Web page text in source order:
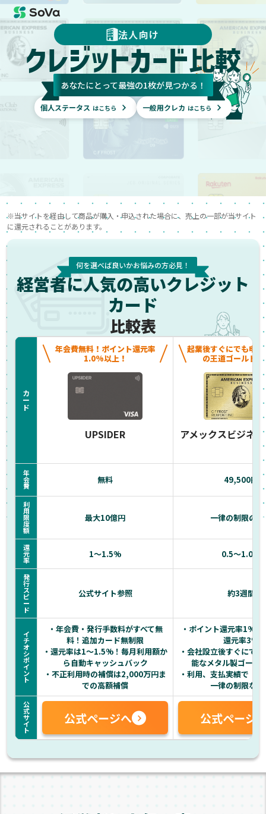
法人向け
クレジットカード 比較
あなたにとって最強の1枚が見つかる！
個人ステータス はこちら 一般用クレカ はこちら
※当サイトを経由して商品が購入・申込された場合に、売上の一部が当サイト
に還元されることがあります。
何を選べば良いかお悩みの方必見！
経営者に人気の高いクレジット
カード
比較表
カ
ー
ド
年会費無料！ポイント還元率
1.0%以上！
UPSIDER
起業後すぐにでも申
の王道ゴールド
アメックスビジネ
年
会
費
無料 49,500円
利
用
限
度
額
最大10億円 一律の制限の
還
元
率
1〜1.5% 0.5〜1.0%
発
行
ス
ピ
ー
ド
公式サイト参照 約3週間
イ
チ
オ
シ
ポ
イ
ン
ト
・年会費・発行手数料がすべて無
料！追加カード無制限
・還元率は1～1.5%！毎月利用額か
ら自動キャッシュバック
・不正利用時の補償は2,000万円ま
での高額補償
・ポイント還元率1%・
還元率3%
・会社設立後すぐにで
能なメタル製ゴール
・利用、支払実績で【
一律の制限な
公
式
サ
イ
ト
公式ページへ 公式ページ